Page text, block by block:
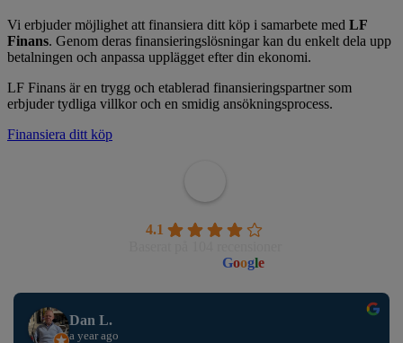
Vi erbjuder möjlighet att finansiera ditt köp i samarbete med LF
Finans. Genom deras finansieringslösningar kan du enkelt dela upp
betalningen och anpassa upplägget efter din ekonomi.
LF Finans är en trygg och etablerad finansieringspartner som
erbjuder tydliga villkor och en smidig ansökningsprocess.
Finansiera ditt köp
4.1
Google
Dan L.
a year ago